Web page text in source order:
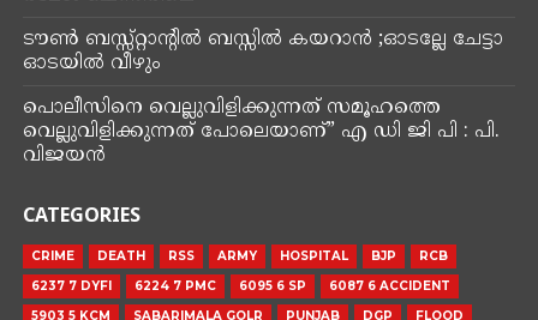
ടൗൺ ബസ്സ്റ്റാന്റിൽ ബസ്സിൽ കയറാൻ ;ഓടല്ലേ ചേട്ടാ
ഓടയിൽ വീഴും
പൊലീസിനെ വെല്ലുവിളിക്കുന്നത് സമൂഹത്തെ
വെല്ലുവിളിക്കുന്നത് പോലെയാണ്” എ ഡി ജി പി : പി.
വിജയൻ
CATEGORIES
CRIME DEATH RSS ARMY HOSPITAL BJP
RCB
6237 7 DYFI
6224 7 PMC 6095 6 SP
6087 6 ACCIDENT
5903 5 KCM
SABARIMALA GOLR PUNJAB DGP FLOOD